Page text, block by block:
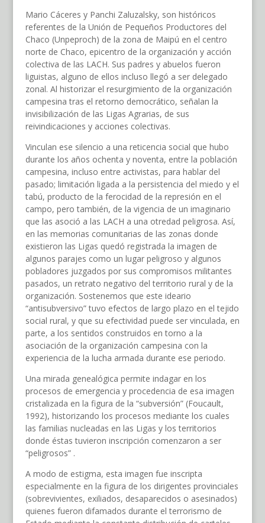
Mario Cáceres y Panchi Zaluzalsky, son históricos
referentes de la Unión de Pequeños Productores del
Chaco (Unpeproch) de la zona de Maipú en el centro
norte de Chaco, epicentro de la organización y acción
colectiva de las LACH. Sus padres y abuelos fueron
liguistas, alguno de ellos incluso llegó a ser delegado
zonal. Al historizar el resurgimiento de la organización
campesina tras el retorno democrático, señalan la
invisibilización de las Ligas Agrarias, de sus
reivindicaciones y acciones colectivas.
Vinculan ese silencio a una reticencia social que hubo
durante los años ochenta y noventa, entre la población
campesina, incluso entre activistas, para hablar del
pasado; limitación ligada a la persistencia del miedo y el
tabú, producto de la ferocidad de la represión en el
campo, pero también, de la vigencia de un imaginario
que las asoció a las LACH a una otredad peligrosa. Así,
en las memorias comunitarias de las zonas donde
existieron las Ligas quedó registrada la imagen de
algunos parajes como un lugar peligroso y algunos
pobladores juzgados por sus compromisos militantes
pasados, un retrato negativo del territorio rural y de la
organización. Sostenemos que este ideario
“antisubversivo” tuvo efectos de largo plazo en el tejido
social rural, y que su efectividad puede ser vinculada, en
parte, a los sentidos construidos en torno a la
asociación de la organización campesina con la
experiencia de la lucha armada durante ese periodo.
Una mirada genealógica permite indagar en los
procesos de emergencia y procedencia de esa imagen
cristalizada en la figura de la “subversión” (Foucault,
1992), historizando los procesos mediante los cuales
las familias nucleadas en las Ligas y los territorios
donde éstas tuvieron inscripción comenzaron a ser
“peligrosos” .
A modo de estigma, esta imagen fue inscripta
especialmente en la figura de los dirigentes provinciales
(sobrevivientes, exiliados, desaparecidos o asesinados)
quienes fueron difamados durante el terrorismo de